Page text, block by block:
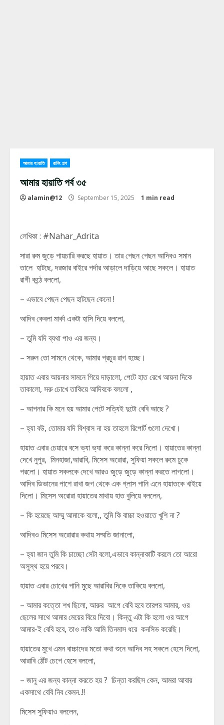
আমার হায়াতি রানিং গল্প
আমার হায়াতি পর্ব ৩৫
alamin@12 September 15, 2025 1 min read
লেখিকা : #Nahar_Adrita
সারা রুম জুড়ে পায়চারি করছে হায়াত। তার পেছন পেছন আদিবও সমান
তালে হাটছে, দরজার বাইরে পর্দার আড়ালে দাড়িয়ে আছে সকলে। হায়াত
রাগী কন্ঠে বললো,
– এভাবে পেছন পেছন হাটছেন কেনো !
আদিব কেবলা মার্কা একটা হাসি দিয়ে বললো,
– তুমি যদি ব্যথা পাও এর জন্য।
– সরুন তো সামনে থেকে, আমার প্রচুর রাগ হচ্ছে।
হায়াত এবার আয়নার সামনে গিয়ে দাড়ালো, পেটে হাত রেখে আয়না দিকে
তাকালো, সরু চোখে তাকিয়ে আদিবকে বললো ,
– আপনার কি মনে হয় আমার পেটে সত্যিই দুটো বেবি আছে ?
– হ্যা বউ, তোমার যদি বিশ্বাস না হয় তাহলে রিপোর্ট গুলো দেখো।
হায়াত এবার চেয়ারে বসে ভ্যা ভ্যা করে কান্না করে দিলো। হায়াতের কান্না
দেখে নুপুর, মিনহাজা,আরাবি, মিসেস অরোরা, সুফিয়া সকলে রুমে ঢুকে
পরলো। হায়াত সকলকে দেখে আরও জুড়ে জুড়ে কান্না করতে লাগলো।
আদিব ডিভানের পাশে রাখা জগ থেকে এক গ্লাস পানি এনে হায়াতকে খাইয়ে
দিলো। মিসেস অরোরা হায়াতের মাথায় হাত বুলিয়ে বললেন,
– কি হয়েছে আম্মু আমাকে বলো,, তুমি কি বাচ্চা হওয়াতে খুশি না ?
আদিবও মিসেস অরোরার কথায় সম্মতি জানালো,
– হ্যা জান তুমি কি চাচ্ছো সেটা বলো,এভাবে কান্নাকাটি করলে তো আরো
অসুস্থ হয়ে পরবে।
হায়াত এবার চোখের পানি মুছে আরাবির দিকে তাকিয়ে বললো,
– আমার কত্তো শখ ছিলো, আরুর আগে বেবি হবে তারপর আমার, ওর
ছেলের সাথে আমার মেয়ের বিয়ে দিবো। কিন্তু এটা কি হলো ওর আগে
আমার-ই বেবি হবে, তাও নাকি আমি তিনমাস ধরে কনসিভ করেছি।
হায়াতের মুখে এমন বাচ্চাদের মতো কথা শুনে আদিব সহ সকলে হেসে দিলো,
আরাবি ঠোঁট চেপে হেসে বললো,
– জানু এর জন্য কান্না করতে হয় ? চিন্তা করছিস কেন, আমরা আবার
একসাথে বেবি নিব কেমন..!!
মিসেস সুফিয়াও বললেন,